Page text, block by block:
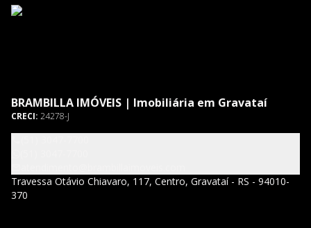
BRAMBILLA IMÓVEIS | Imobiliária em Gravataí
CRECI: 24278-J
Travessa Otávio Chiavaro, 117, Centro, Gravataí - RS - 94010-
370